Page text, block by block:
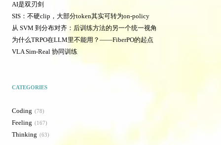
AI是双刃剑
SIS：不硬clip，大部分token其实可转为on-policy
从 SVM 到分布对齐：后训练方法的另一个统一视角
为什么TRPO在LLM里不能用？——FiberPO的起点
VLA Sim-Real 协同训练
CATEGORIES
Coding 78
Feeling 167
Thinking 63